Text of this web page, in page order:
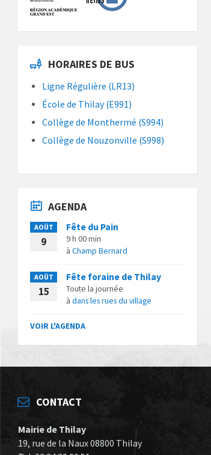
HORAIRES DE BUS
Ligne Régulière (LR13)
École de Thilay (E991)
Collège de Monthermé (S994)
Collège de Nouzonville (S998)
AGENDA
AOÛT
9
Fête du Pain
9 h 00 min
à Champ Bernard
AOÛT
15
Fête foraine de Thilay
Toute la journée
à dans les rues du village
VOIR L'AGENDA
CONTACT
Mairie de Thilay
19, rue de la Naux 08800 Thilay